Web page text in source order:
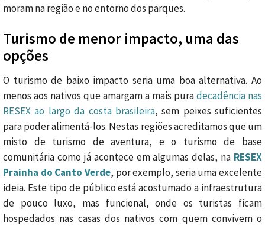
moram na região e no entorno dos parques.
Turismo de menor impacto, uma das
opções
O turismo de baixo impacto seria uma boa alternativa. Ao
menos aos nativos que amargam a mais puradecadência nas
RESEX ao largo da costa brasileira, sem peixes suficientes
para poder alimentá-los. Nestas regiões acreditamos que um
misto de turismo de aventura, e o turismo de base
comunitária como já acontece em algumas delas, na RESEX
Prainha do Canto Verde, por exemplo, seria uma excelente
ideia. Este tipo de público está acostumado a infraestrutura
de pouco luxo, mas funcional, onde os turistas ficam
hospedados nas casas dos nativos com quem convivem o